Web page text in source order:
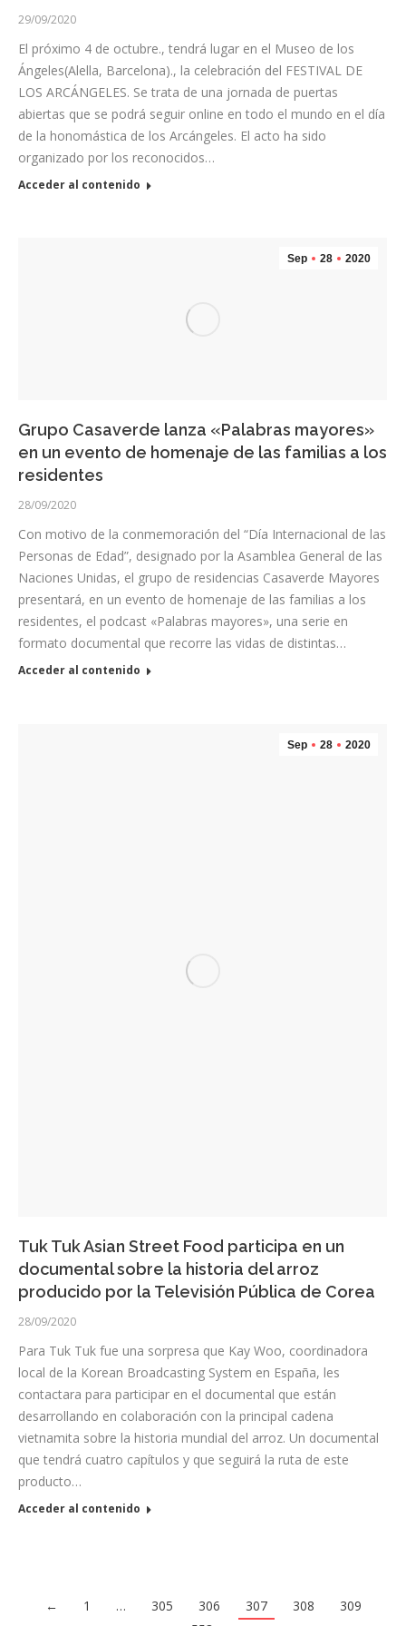
29/09/2020
El próximo 4 de octubre., tendrá lugar en el Museo de los
Ángeles(Alella, Barcelona)., la celebración del FESTIVAL DE
LOS ARCÁNGELES. Se trata de una jornada de puertas
abiertas que se podrá seguir online en todo el mundo en el día
de la honomástica de los Arcángeles. El acto ha sido
organizado por los reconocidos…
Acceder al contenido
Sep 28 2020
Grupo Casaverde lanza «Palabras mayores»
en un evento de homenaje de las familias a los
residentes
28/09/2020
Con motivo de la conmemoración del “Día Internacional de las
Personas de Edad”, designado por la Asamblea General de las
Naciones Unidas, el grupo de residencias Casaverde Mayores
presentará, en un evento de homenaje de las familias a los
residentes, el podcast «Palabras mayores», una serie en
formato documental que recorre las vidas de distintas…
Acceder al contenido
Sep 28 2020
Tuk Tuk Asian Street Food participa en un
documental sobre la historia del arroz
producido por la Televisión Pública de Corea
28/09/2020
Para Tuk Tuk fue una sorpresa que Kay Woo, coordinadora
local de la Korean Broadcasting System en España, les
contactara para participar en el documental que están
desarrollando en colaboración con la principal cadena
vietnamita sobre la historia mundial del arroz. Un documental
que tendrá cuatro capítulos y que seguirá la ruta de este
producto…
Acceder al contenido
← 1 … 305 306 307 308
309